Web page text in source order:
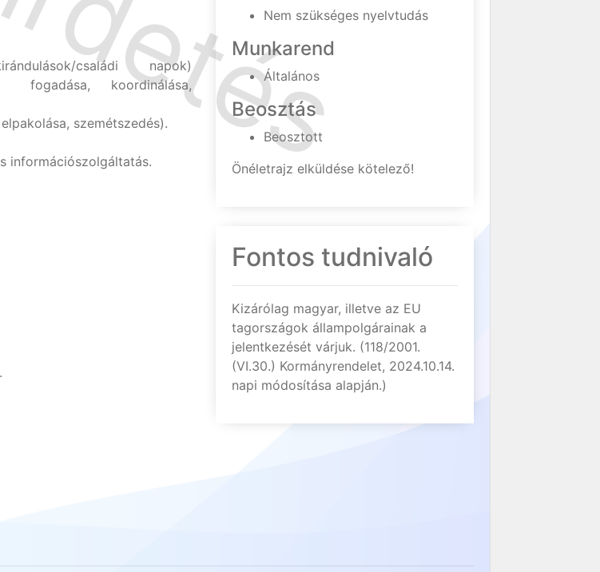
családi napok)
fogadása, koordinálása,
szemétszedés).
információszolgáltatás.
Nem szükséges nyelvtudás
Munkarend
Általános
Beosztás
Beosztott
Önéletrajz elküldése kötelező!
Fontos tudnivaló
Kizárólag magyar, illetve az EU
tagországok állampolgárainak a
jelentkezését várjuk. (118/2001.
(VI.30.) Kormányrendelet, 2024.10.14.
napi módosítása alapján.)